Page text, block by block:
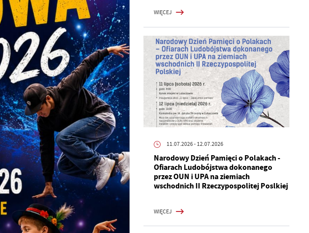
WIĘCEJ
11.07.2026- 12.07.2026
Narodowy Dzień Pamięci o Polakach -
Ofiarach Ludobójstwa dokonanego
przez OUN i UPA na ziemiach
wschodnich II Rzeczypospolitej Poslkiej
WIĘCEJ